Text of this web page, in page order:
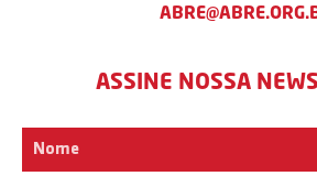
ASSINE NOSSA